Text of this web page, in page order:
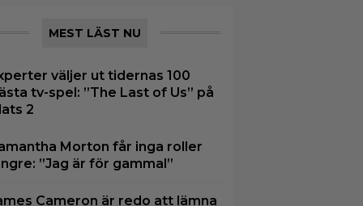
MEST LÄST NU
väljer ut tidernas 100
tv-spel: ”The Last of Us” på
2
Morton får inga roller
”Jag är för gammal”
Cameron är redo att lämna